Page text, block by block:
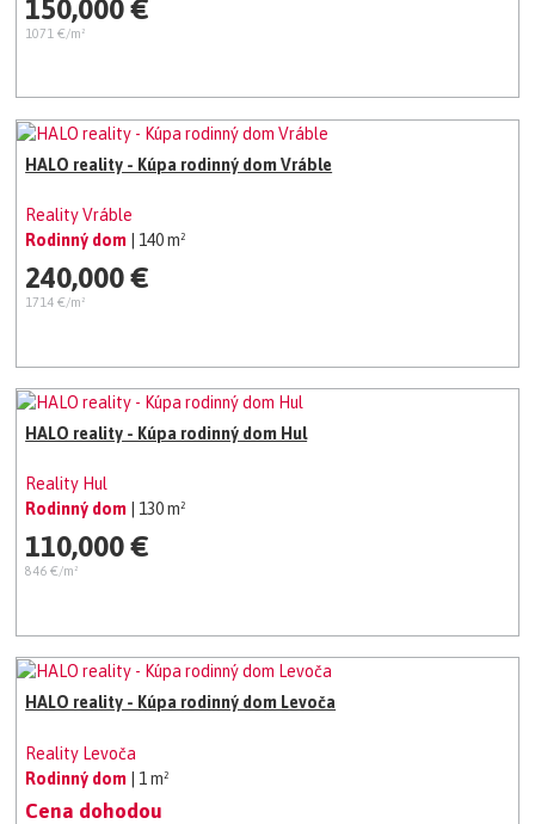
150,000 €
1071 €/m²
HALO reality - Kúpa rodinný dom Vráble
Reality Vráble
Rodinný dom
| 140 m²
240,000 €
1714 €/m²
HALO reality - Kúpa rodinný dom Hul
Reality Hul
Rodinný dom
| 130 m²
110,000 €
846 €/m²
HALO reality - Kúpa rodinný dom Levoča
Reality Levoča
Rodinný dom | 1 m²
Cena dohodou